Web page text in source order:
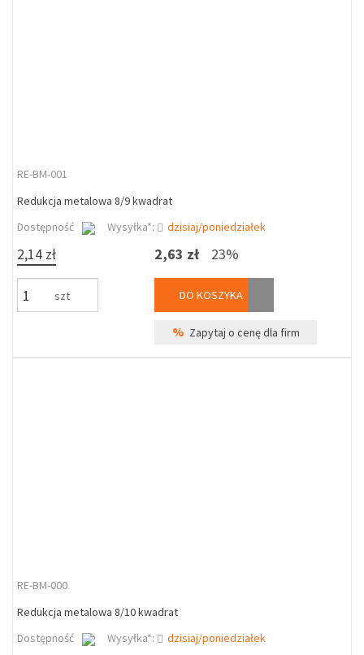
RE-BM-001
Redukcja metalowa 8/9 kwadrat
Dostępność
Wysyłka*: dzisiaj/poniedziałek
2,14 zł
szt
2,63 zł 23%
DO KOSZYKA
% Zapytaj o cenę dla firm
RE-BM-000
Redukcja metalowa 8/10 kwadrat
Dostępność
Wysyłka*: dzisiaj/poniedziałek